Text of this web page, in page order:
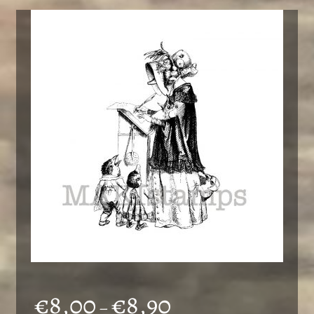
€8,00–€8,90